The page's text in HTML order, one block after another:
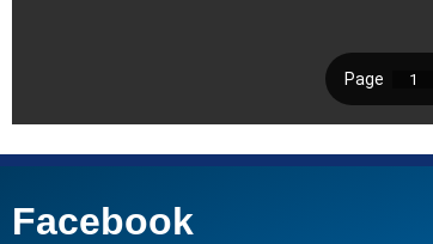
Facebook